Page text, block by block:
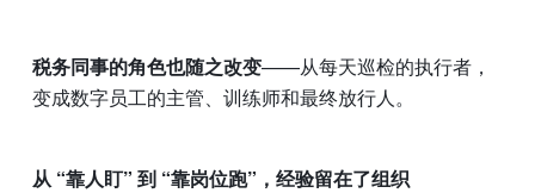
税务同事的角色也随之改变——从每天巡检的执行者，
变成数字员工的主管、训练师和最终放行人。
从 “靠人盯” 到 “靠岗位跑”，经验留在了组织